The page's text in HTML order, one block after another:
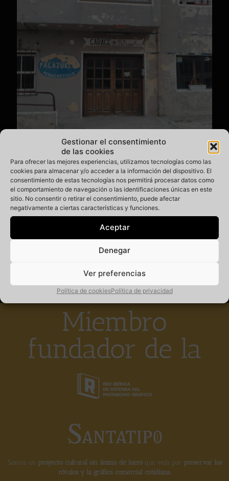
Gestionar el consentimiento
de las cookies
Para ofrecer las mejores experiencias, utilizamos tecnologías como las
cookies para almacenar y/o acceder a la información del dispositivo. El
consentimiento de estas tecnologías nos permitirá procesar datos como
el comportamiento de navegación o las identificaciones únicas en este
sitio. No consentir o retirar el consentimiento, puede afectar
negativamente a ciertas características y funciones.
Aceptar
Denegar
Ver preferencias
Política de cookiesPolítica de privacidad
Garage Palazuelos
Este pequeño rótulo se encuentra en la vieja carretera
nacional de Ojáiz, que pasa por Peñacastillo, a la altura de la
rotonda de los bomberos. Quisimos preguntar por la fecha,
pero no encontramos a nadie, así que cuando tengamos más
datos actualizaremos la entrada. Mientras disfrutar de esta
pequeña joya 😉 Localiza el local aquí
Leer más
Miembro
fundador de la
Somos un proyecto cultural sin ánimo de lucroque vela por preservar los
rótulos y la gráfica comercial cotidiana.